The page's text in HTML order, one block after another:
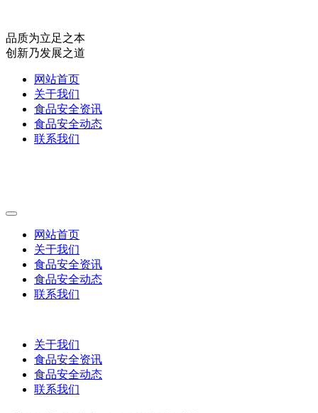
品质为立足之本
创新乃发展之道
网站首页
关于我们
食品安全资讯
食品安全动态
联系我们
网站首页
关于我们
食品安全资讯
食品安全动态
联系我们
关于我们
食品安全资讯
食品安全动态
联系我们